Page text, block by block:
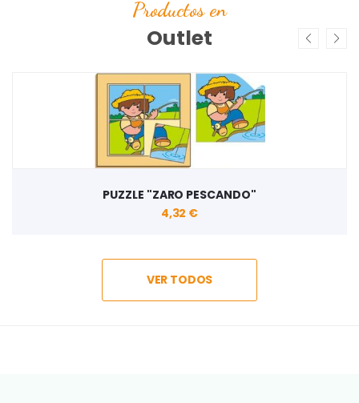
Productos en
Outlet
PUZZLE "ZARO PESCANDO"
4,32 €
VER TODOS